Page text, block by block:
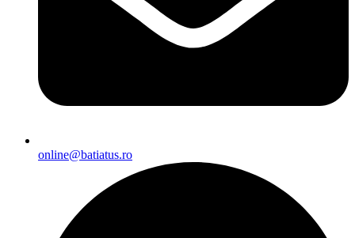
online@batiatus.ro